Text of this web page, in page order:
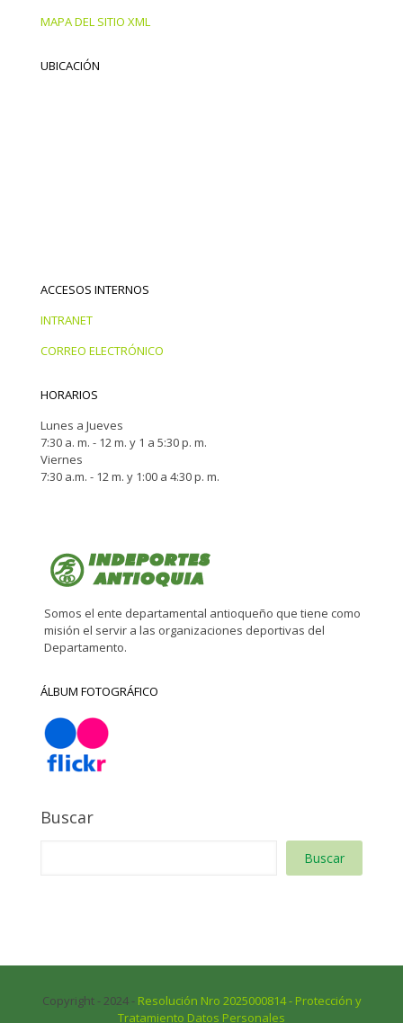
MAPA DEL SITIO XML
UBICACIÓN
ACCESOS INTERNOS
INTRANET
CORREO ELECTRÓNICO
HORARIOS
Lunes a Jueves
7:30 a. m. - 12 m. y 1 a 5:30 p. m.
Viernes
7:30 a.m. - 12 m. y 1:00 a 4:30 p. m.
Somos el ente departamental antioqueño que tiene como
misión el servir a las organizaciones deportivas del
Departamento.
ÁLBUM FOTOGRÁFICO
Buscar
Buscar
Copyright - 2024 - Resolución Nro 2025000814 - Protección y
Tratamiento Datos Personales